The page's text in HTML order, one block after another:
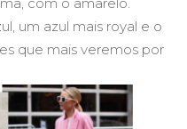
um azul mais royal e o
que mais veremos por